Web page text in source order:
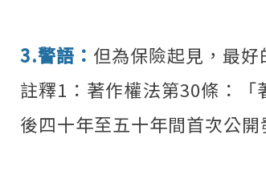
3.警語： 但為保險起見，最
註釋1：著作權法第30條：
後四十年至五十年間首次公